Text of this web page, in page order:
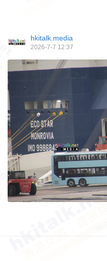
hkitalk.media
2026-7-7 12:37